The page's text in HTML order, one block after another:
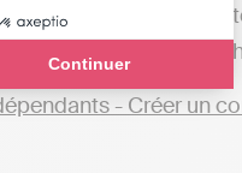
Continuer
est possible en
toutes ces